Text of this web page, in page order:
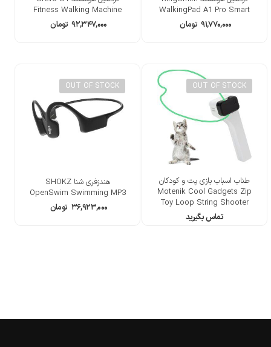
WalkingPad A1 Pro Smart
۹۱,۷۷۰,۰۰۰ تومان
Fitness Walking Machine
۹۲,۳۴۷,۰۰۰ تومان
OUT OF STOCK
طناب اسباب بازی پت و کودکان
Motenik Cool Gadgets Zip
Toy Loop String Shooter
تماس بگیرید
OUT OF STOCK
هندزفری شنا SHOKZ
OpenSwim Swimming MP3
۳۶,۹۲۳,۰۰۰ تومان